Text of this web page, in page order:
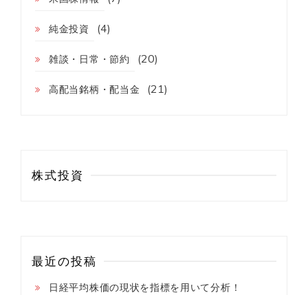
純金投資 (4)
雑談・日常・節約 (20)
高配当銘柄・配当金 (21)
株式投資
最近の投稿
日経平均株価の現状を指標を用いて分析！